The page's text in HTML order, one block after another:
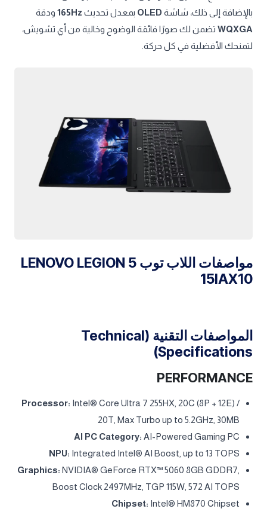
مميزات اللاب توب LENOVO LEGION 5
15IAX10
يُعدّLenovo Legion 5 15IAX10
بتقنية الذكاء الاصطناعي، ستستمتع بسرعات فائقة وأداء سلس
حتى مع أقوى الألعاب وأكثر البرامج تطلبًا. أما بطاقة الرسوميات
NVIDIA® GeForce RTX™ 5060، فتنقلك إلى عالم من الواقعية
المذهلة، مع تفاصيل حية وألوان غنية تجعلك جزءًا من الحدث.
بالإضافة إلى ذلك، شاشةOLED بمعدل تحديث165Hzودقة
مواصفات اللاب توب LENOVO LEGION 5
15IAX10
المواصفات التقنية (Technical